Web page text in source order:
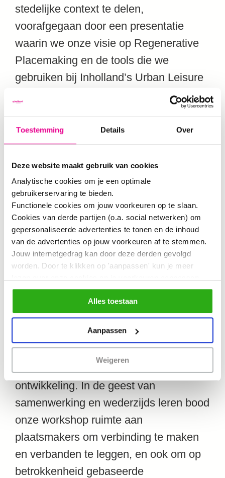
Toestemming Details Over
Deze website maakt gebruik van cookies
Analytische cookies om je een optimale
gebruikerservaring te bieden.
Functionele cookies om jouw voorkeuren op te slaan.
Cookies van derde partijen (o.a. social netwerken) om
gepersonaliseerde advertenties te tonen en de inhoud
van de advertenties op jouw voorkeuren af te stemmen.
Jouw internetgedrag kan door deze derden gevolgd
worden. Door te klikken op 'aanpassen' kun je meer
Door op 'Alles toestaan' te klikken, ga je akkoord met het
gebruik van alle cookies zoals omschreven in
onscookiebeleid.
Alles toestaan
Aanpassen
Weigeren
stedelijke context te delen,
voorafgegaan door een presentatie
waarin we onze visie op Regenerative
Placemaking en de tools die we
gebruiken bij Inholland’s Urban Leisure
and Tourism living labs. Ikzelf en
Susannah Montgomery (Sustainable
Media Lab) deelden verhalen uit Noord-
en Zuid-Amerika, en werden vergezeld
door stadsontwerper Filemon Wolfram
(van het wereldwijde
milieuadviesbureau Sweco) die sprak
over sauna-activisme in Helsinki.
Alle aanwezigen werd gevraagd om hun
eigen lokale verhalen te delen over hoe
creatieve gemeenschappen – in het hart
van sociaal-ruimtelijke transformatie –
zich bezighielden met placemaking als
een manier om terug te dringen tegen
hun verplaatsing door schijnbaar
ongebreidelde kapitalistische
ontwikkeling. In de geest van
samenwerking en wederzijds leren bood
onze workshop ruimte aan
plaatsmakers om verbinding te maken
en verbanden te leggen, en ook om op
betrokkenheid gebaseerde